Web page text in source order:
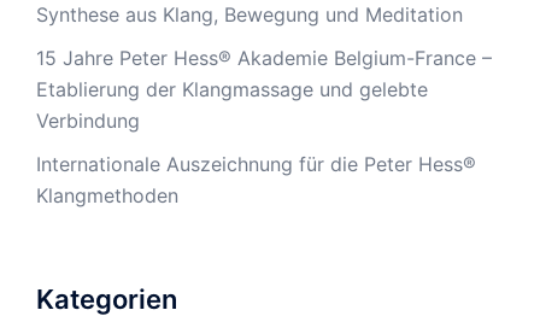
Synthese aus Klang, Bewegung und Meditation
15 Jahre Peter Hess® Akademie Belgium-France –
Etablierung der Klangmassage und gelebte
Verbindung
Internationale Auszeichnung für die Peter Hess®
Klangmethoden
Kategorien